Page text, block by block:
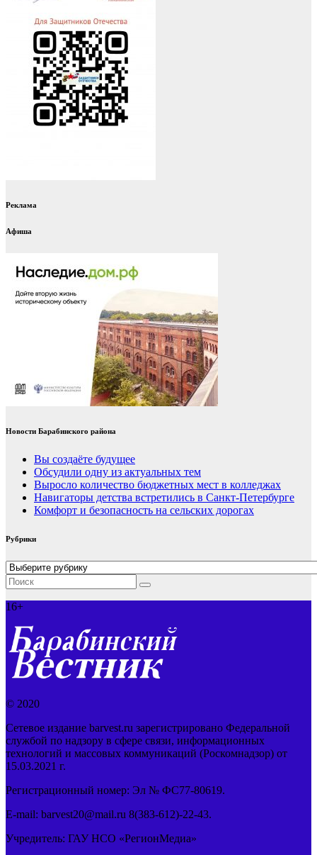
Реклама
Афиша
Новости Барабинского района
Вы создаёте будущее
Обсудили одну из актуальных тем
Выросло количество бюджетных мест в колледжах
Навигаторы детства встретились в Санкт-Петербурге
Комфорт и безопасность на сельских дорогах
Рубрики
Рубрики
16+
© 2020
Сетевое издание barvest.ru зарегистрировано Федеральной
службой по надзору в сфере связи, информационных
технологий и массовых коммуникаций (Роскомнадзор) от
15.03.2021 г.
Регистрационный номер: Эл № ФС77-80619.
E-mail: barvest20@mail.ru 8(383-612)-22-43.
Учредитель: ГАУ НСО «РегионМедиа»